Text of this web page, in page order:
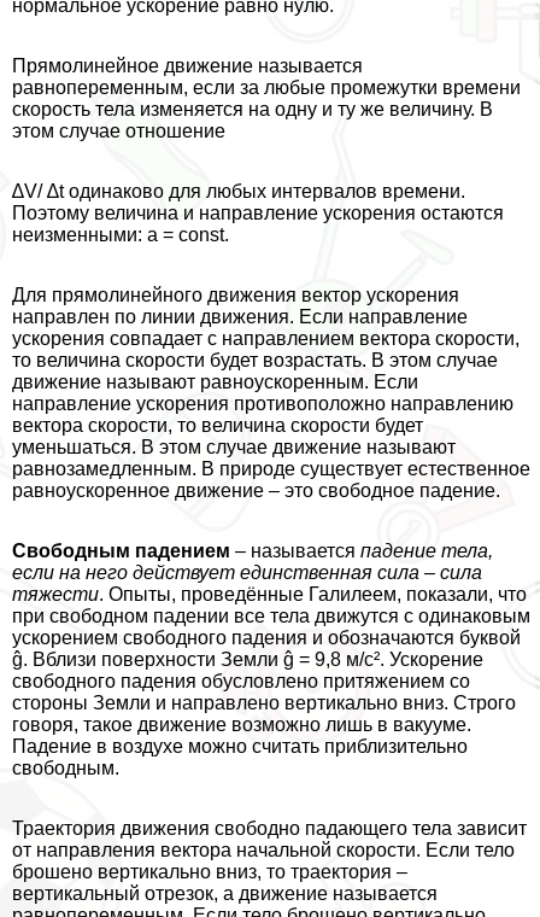
нормальное ускорение равно нулю.
Прямолинейное движение называется
равнопеременным, если за любые промежутки времени
скорость тела изменяется на одну и ту же величину. В
этом случае отношение
∆V/ ∆t одинаково для любых интервалов времени.
Поэтому величина и направление ускорения остаются
неизменными: а = const.
Для прямолинейного движения вектор ускорения
направлен по линии движения. Если направление
ускорения совпадает с направлением вектора скорости,
то величина скорости будет возрастать. В этом случае
движение называют равноускоренным. Если
направление ускорения противоположно направлению
вектора скорости, то величина скорости будет
уменьшаться. В этом случае движение называют
равнозамедленным. В природе существует естественное
равноускоренное движение – это свободное падение.
Свободным падением – называется падение тела,
если на него действует единственная сила – сила
тяжести. Опыты, проведённые Галилеем, показали, что
при свободном падении все тела движутся с одинаковым
ускорением свободного падения и обозначаются буквой
ĝ. Вблизи поверхности Земли ĝ = 9,8 м/с². Ускорение
свободного падения обусловлено притяжением со
стороны Земли и направлено вертикально вниз. Строго
говоря, такое движение возможно лишь в вакууме.
Падение в воздухе можно считать приблизительно
свободным.
Траектория движения свободно падающего тела зависит
от направления вектора начальной скорости. Если тело
брошено вертикально вниз, то траектория –
вертикальный отрезок, а движение называется